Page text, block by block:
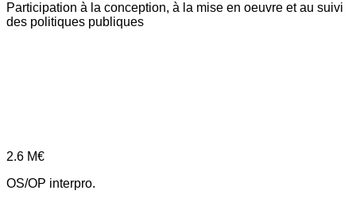
Participation à la conception, à la mise en oeuvre et au suivi
des politiques publiques
2.6 M€
OS/OP interpro.